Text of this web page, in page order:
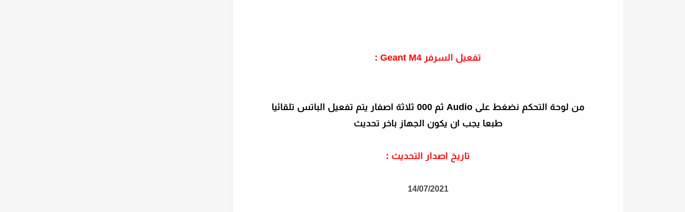
تفعيل السرفر Geant M4 :
من لوحة التحكم نضغط على Audio ثم 000 ثلاثة اصفار يتم تفعيل الباتس تلقائيا
طبعا يجب ان يكون الجهاز باخر تحديث
تاريخ اصدار التحديث :
14/07/2021